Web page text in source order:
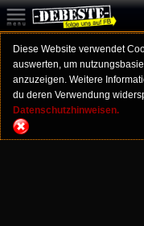
Diese Website verwendet
auswerten, um
anzuzeigen. Weitere
du deren Verwendung
Datenschutzhinweisen.